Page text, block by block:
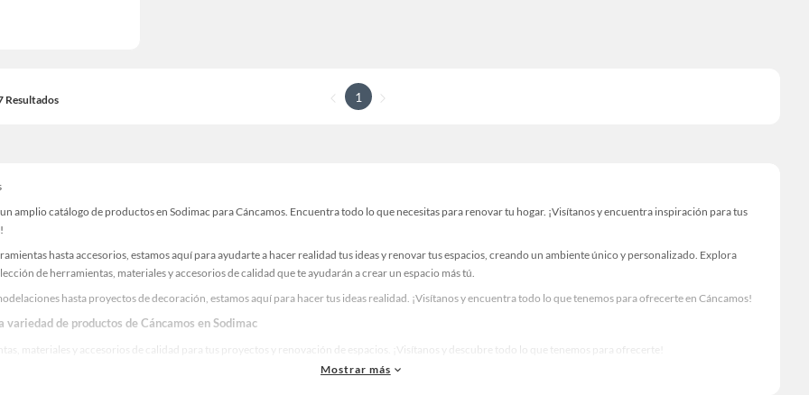
Resultados 1
amplio catálogo de productos en Sodimac para Cáncamos. Encuentra todo lo que necesitas para renovar tu hogar. ¡Visítanos y encuentra inspiración para tus
hasta accesorios, estamos aquí para ayudarte a hacer realidad tus ideas y renovar tus espacios, creando un ambiente único y personalizado. Explora
de herramientas, materiales y accesorios de calidad que te ayudarán a crear un espacio más tú.
hasta proyectos de decoración, estamos aquí para hacer tus ideas realidad. ¡Visítanos y encuentra todo lo que tenemos para ofrecerte en Cáncamos!
variedad de productos de Cáncamos en Sodimac
materiales y accesorios de calidad para tus proyectos y renovación de espacios. ¡Visítanos y descubre todo lo que tenemos para ofrecerte!
una amplia variedad de productos de Cáncamos en Sodimac. Encuentra todo lo necesario para tus proyectos de renovación y decoración. ¡Visítanos y haz tus ideas
Mostrar más